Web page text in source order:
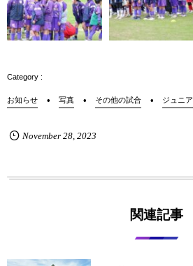
お知らせ 写真 その他の試合 ジュニア
November 28, 2023
関連記事